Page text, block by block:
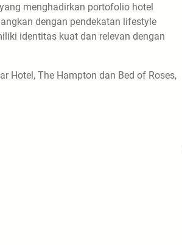
menghadirkan portofolio hotel
dengan pendekatan lifestyle
identitas kuat dan relevan dengan
Hotel, The Hampton dan Bed of Roses,